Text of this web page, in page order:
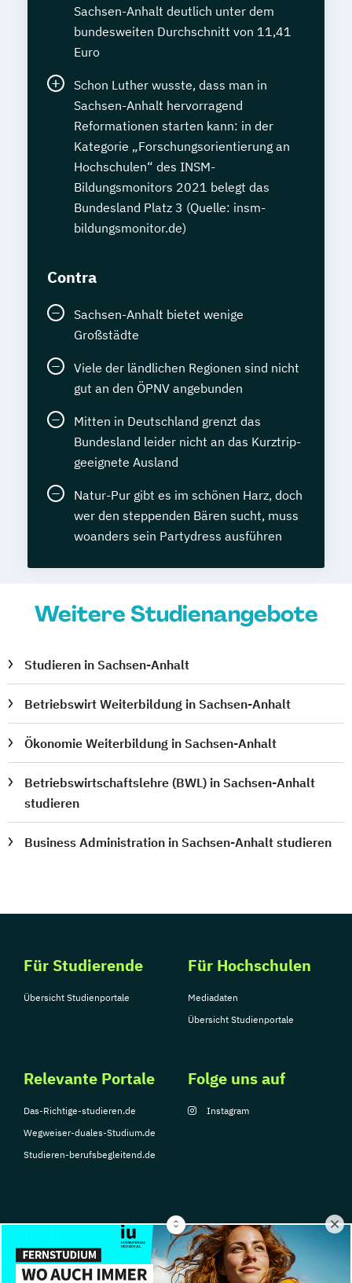
Sachsen-Anhalt deutlich unter dem
bundesweiten Durchschnitt von 11,41
Euro
Schon Luther wusste, dass man in
Sachsen-Anhalt hervorragend
Reformationen starten kann: in der
Kategorie „Forschungsorientierung an
Hochschulen“ des INSM-
Bildungsmonitors 2021 belegt das
Bundesland Platz 3 (Quelle: insm-
bildungsmonitor.de)
Contra
Sachsen-Anhalt bietet wenige
Großstädte
Viele der ländlichen Regionen sind nicht
gut an den ÖPNV angebunden
Mitten in Deutschland grenzt das
Bundesland leider nicht an das Kurztrip-
geeignete Ausland
Natur-Pur gibt es im schönen Harz, doch
wer den steppenden Bären sucht, muss
woanders sein Partydress ausführen
Weitere Studienangebote
Studieren in Sachsen-Anhalt
Betriebswirt Weiterbildung in Sachsen-Anhalt
Ökonomie Weiterbildung in Sachsen-Anhalt
Betriebswirtschaftslehre (BWL) in Sachsen-Anhalt
studieren
Business Administration in Sachsen-Anhalt studieren
Für Studierende
Übersicht Studienportale
Für Hochschulen
Mediadaten
Übersicht Studienportale
Relevante Portale
Das-Richtige-studieren.de
Wegweiser-duales-Studium.de
Studieren-berufsbegleitend.de
Folge uns auf
Instagram
© Copyright 2026, TarGroup Media GmbH
Impressum
Datenschutzerklärung Nutzungsbedingungen